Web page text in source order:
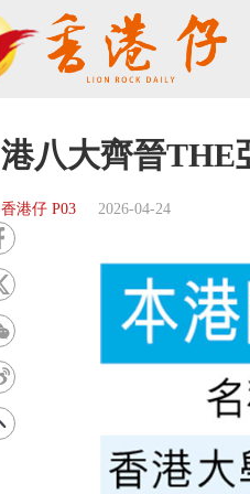
港八大齊晉THE
香港仔 P03 2026-04-24